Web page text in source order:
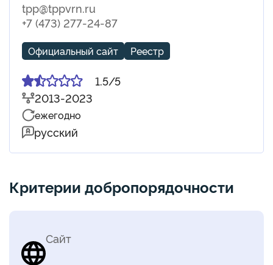
tpp@tppvrn.ru
+7 (473) 277-24-87
Официальный сайт Реестр
1.5/5
2013-2023
ежегодно
русский
Критерии добропорядочности
Сайт